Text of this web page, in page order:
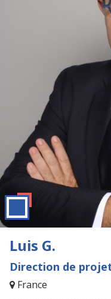
Luis G.
Direction de
France